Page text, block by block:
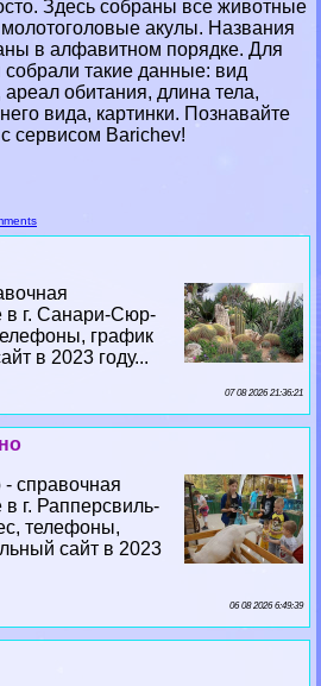
Здесь собраны все животные
акулы. Названия
в алфавитном порядке. Для
такие данные: вид
обитания, длина тела,
вида, картинки. Познавайте
сервисом Barichev!
в г. Санари-Сюр-
график
в 2023 году...
07 08 2026 21:36:21
- справочная
г. Рапперсвиль-
телефоны,
сайт в 2023
06 08 2026 6:49:39